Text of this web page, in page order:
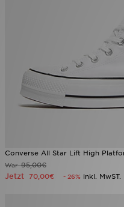
Converse All Star Lift High
War95,00€
Jetzt 70,00€ - 26% inkl. MwST.